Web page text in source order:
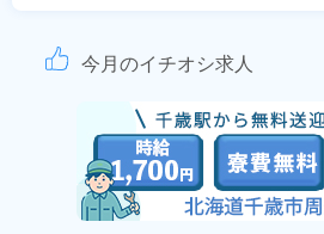
今月のイチオシ求人